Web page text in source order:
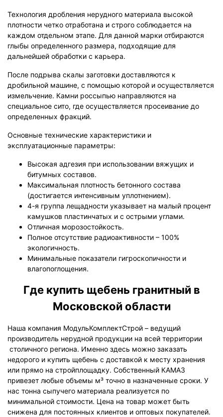
Технология дробления нерудного материала высокой
плотности четко отработана и строго соблюдается на
каждом отдельном этапе. Для данной марки отбираются
глыбы определенного размера, подходящие для
дальнейшей обработки с карьера.
После подрыва скалы заготовки доставляются к
дробильной машине, с помощью которой и осуществляется
измельчение. Камни россыпью направляются на
специальное сито, где осуществляется просеивание до
определенных фракций.
Основные технические характеристики и
эксплуатационные параметры:
Высокая адгезия при использовании вяжущих и
битумных составов.
Максимальная плотность бетонного состава
(достигается интенсивным уплотнением).
4-я группа лещадности указывает на малый процент
камушков пластинчатых и с острыми углами.
Отличная морозостойкость.
Полное отсутствие радиоактивности – 100%
экологичность.
Минимальные показатели гигроскопичности и
влагопоглощения.
Где купить щебень гранитный в
Московской области
Наша компания МодульКомплектСтрой – ведущий
производитель нерудной продукции на всей территории
столичного региона. Именно здесь можно заказать
недорого и купить щебень с доставкой к месту хранения
или прямо на стройплощадку. Собственный КАМАЗ
привезет любые объемы м³ точно в назначенные сроки. У
нас тонна сыпучего материала реализуется по
минимальной стоимости. Цена на товар может быть
снижена для постоянных клиентов и оптовых покупателей.